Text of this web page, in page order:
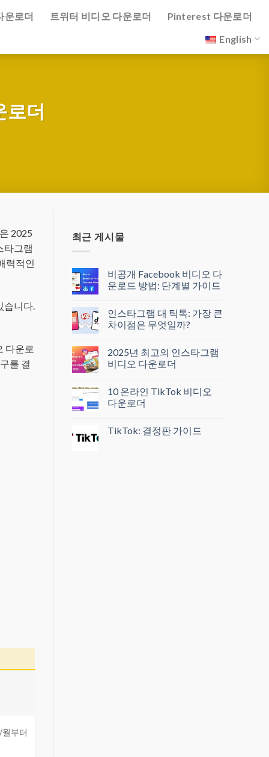
운로더 트위터 비디오 다운로더
Pinterest 다운로더
English
로더
2025
타그램
력적인
니다.
다운로
를 결
부터
최근 게시물
비공개 Facebook 비디오 다
운로드 방법: 단계별 가이드
인스타그램 대 틱톡: 가장 큰
차이점은 무엇일까?
2025년 최고의 인스타그램
비디오 다운로더
10 온라인 TikTok 비디오
다운로더
TikTok: 결정판 가이드